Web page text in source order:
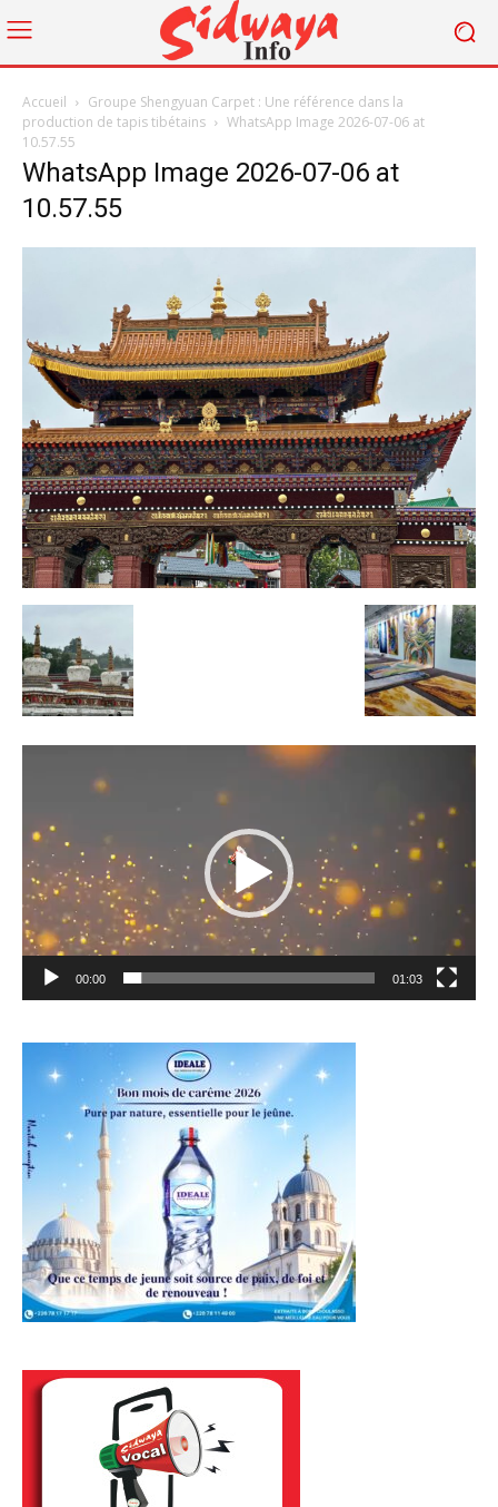
Accueil
Groupe Shengyuan Carpet : Une référence dans la
production de tapis tibétains
WhatsApp Image 2026-07-06 at
10.57.55
WhatsApp Image 2026-07-06 at
10.57.55
00:00 01:03